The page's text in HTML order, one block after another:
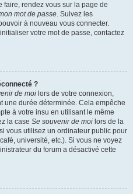
faire, rendez vous sur la page de
mot de passe. Suivez les
à nouveau vous connecter.
votre mot de passe, contactez
?
de moi lors de votre connexion,
une durée déterminée. Cela empêche
à votre insu en utilisant le même
la case Se souvenir de moi lors de la
vous utilisez un ordinateur public pour
université, etc.). Si vous ne voyez
du forum a désactivé cette